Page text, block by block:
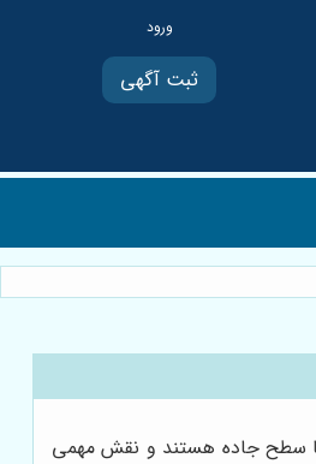
ثبت آگهی
با سطح جاده هستند و نقش مهمی